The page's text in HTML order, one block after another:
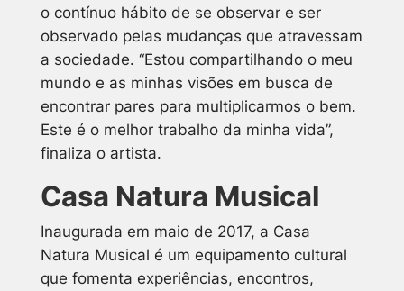
o contínuo hábito de se observar e ser
observado pelas mudanças que atravessam
a sociedade. “Estou compartilhando o meu
mundo e as minhas visões em busca de
encontrar pares para multiplicarmos o bem.
Este é o melhor trabalho da minha vida”,
finaliza o artista.
Casa Natura Musical
Inaugurada em maio de 2017, a Casa
Natura Musical é um equipamento cultural
que fomenta experiências, encontros,